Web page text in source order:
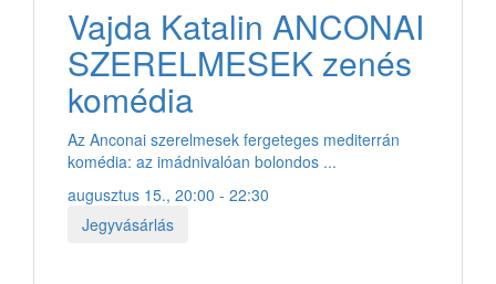
Vajda Katalin ANCONAI
SZERELMESEK zenés
komédia
Az Anconai szerelmesek fergeteges mediterrán
komédia: az imádnivalóan bolondos ...
augusztus 15., 20:00 - 22:30
Jegyvásárlás